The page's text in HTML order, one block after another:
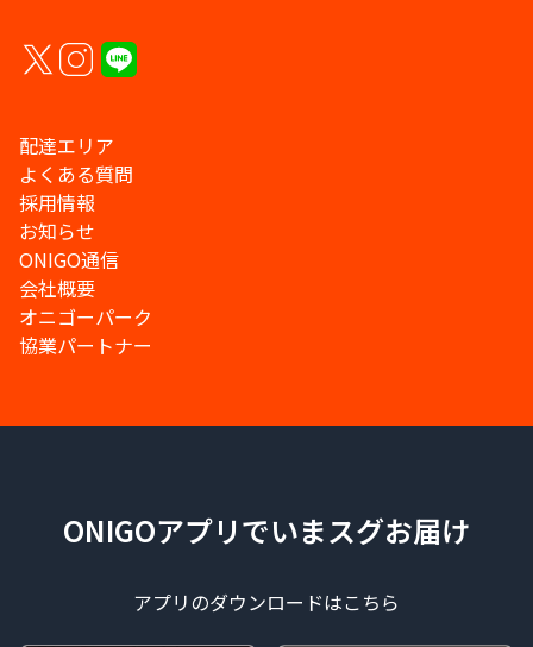
配達エリア
よくある質問
採用情報
お知らせ
ONIGO通信
会社概要
オニゴーパーク
協業パートナー
ONIGOアプリでいまスグお届け
アプリのダウンロードはこちら